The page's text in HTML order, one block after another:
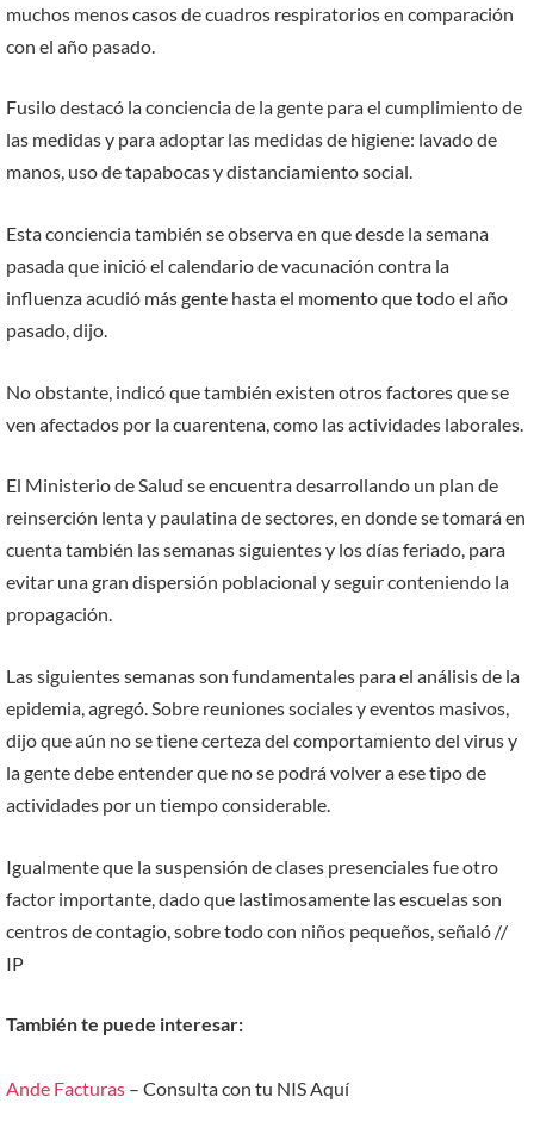
muchos menos casos de cuadros respiratorios en comparación
con el año pasado.
Fusilo destacó la conciencia de la gente para el cumplimiento de
las medidas y para adoptar las medidas de higiene: lavado de
manos, uso de tapabocas y distanciamiento social.
Esta conciencia también se observa en que desde la semana
pasada que inició el calendario de vacunación contra la
influenza acudió más gente hasta el momento que todo el año
pasado, dijo.
No obstante, indicó que también existen otros factores que se
ven afectados por la cuarentena, como las actividades laborales.
El Ministerio de Salud se encuentra desarrollando un plan de
reinserción lenta y paulatina de sectores, en donde se tomará en
cuenta también las semanas siguientes y los días feriado, para
evitar una gran dispersión poblacional y seguir conteniendo la
propagación.
Las siguientes semanas son fundamentales para el análisis de la
epidemia, agregó. Sobre reuniones sociales y eventos masivos,
dijo que aún no se tiene certeza del comportamiento del virus y
la gente debe entender que no se podrá volver a ese tipo de
actividades por un tiempo considerable.
Igualmente que la suspensión de clases presenciales fue otro
factor importante, dado que lastimosamente las escuelas son
centros de contagio, sobre todo con niños pequeños, señaló //
IP
También te puede interesar:
Ande Facturas – Consulta con tu NIS Aquí